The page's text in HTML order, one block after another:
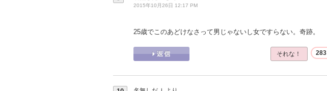
2015年10月26日 12:17 PM
25歳でこのあどけなさって男じゃないし女ですらない。奇跡。
それな！ 283